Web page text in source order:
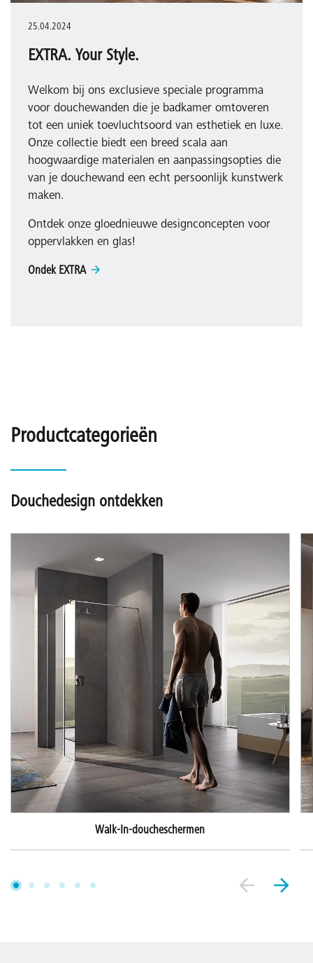
25.04.2024
EXTRA. Your Style.
Welkom bij ons exclusieve speciale programma
voor douchewanden die je badkamer omtoveren
tot een uniek toevluchtsoord van esthetiek en luxe.
Onze collectie biedt een breed scala aan
hoogwaardige materialen en aanpassingsopties die
van je douchewand een echt persoonlijk kunstwerk
maken.
Ontdek onze gloednieuwe designconcepten voor
oppervlakken en glas!
Ondek EXTRA
Productcategorieën
Douchedesign ontdekken
Walk-In-doucheschermen